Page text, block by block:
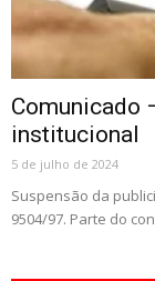
Comunicado
institucional
5 de julho de 2024
Suspensão da
9504/97. Parte do